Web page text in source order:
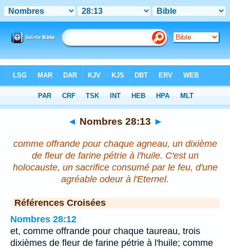
Chapitre 28> Verset 13
◄ Nombres 28:13 ►
comme offrande pour chaque agneau, un dixième
de fleur de farine pétrie à l'huile. C'est un
holocauste, un sacrifice consumé par le feu, d'une
agréable odeur à l'Eternel.
Références Croisées
Nombres 28:12
et, comme offrande pour chaque taureau, trois
dixièmes de fleur de farine pétrie à l'huile; comme